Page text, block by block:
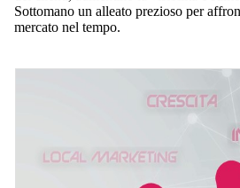
Sottomano un alleato prezioso per
mercato nel tempo.